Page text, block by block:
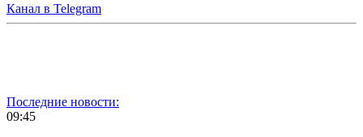
Канал в Telegram
Последние новости:
09:45